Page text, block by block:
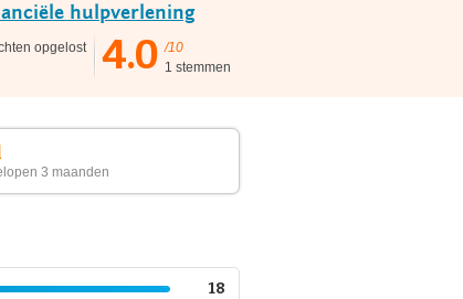
hulpverlening
opgelost 4.0 /10
1 stemmen
3 maanden
18